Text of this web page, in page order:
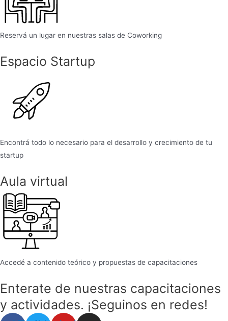
Reservá un lugar en nuestras salas de Coworking
Espacio Startup
Encontrá todo lo necesario para el desarrollo y crecimiento de tu
startup
Aula virtual
Accedé a contenido teórico y propuestas de capacitaciones
Enterate de nuestras capacitaciones
y actividades. ¡Seguinos en redes!